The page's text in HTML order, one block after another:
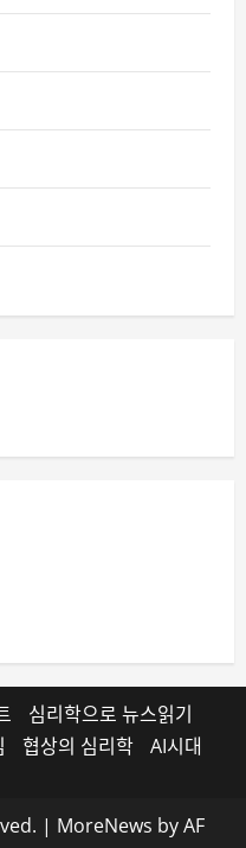
심리학으로 뉴스읽기
협상의 심리학 AI시대
| MoreNews by AF